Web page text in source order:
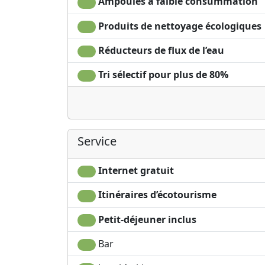
chaleureux, accueillant et respectueux de
qui laissera une trace dans votre cœur et
Produits de nettoyage écologiques
Réducteurs de flux de l’eau
Tri sélectif pour plus de 80%
Service
Internet gratuit
Itinéraires d’écotourisme
Petit-déjeuner inclus
Bar